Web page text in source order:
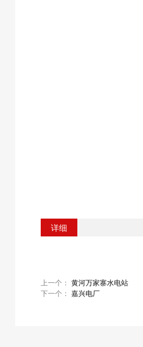
详细
上一个： 黄河万家寨水电站
下一个： 嘉兴电厂